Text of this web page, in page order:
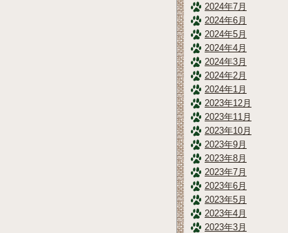
2024年7月
2024年6月
2024年5月
2024年4月
2024年3月
2024年2月
2024年1月
2023年12月
2023年11月
2023年10月
2023年9月
2023年8月
2023年7月
2023年6月
2023年5月
2023年4月
2023年3月